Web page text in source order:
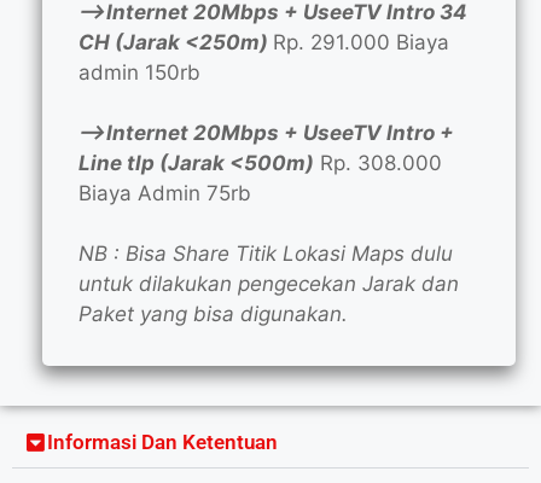
—>Internet 20Mbps + UseeTV Intro 34
CH (Jarak <250m) Rp. 291.000 Biaya
admin 150rb
—>Internet 20Mbps + UseeTV Intro +
Line tlp (Jarak <500m) Rp. 308.000
Biaya Admin 75rb
NB : Bisa Share Titik Lokasi Maps dulu
untuk dilakukan pengecekan Jarak dan
Paket yang bisa digunakan.
Informasi Dan Ketentuan